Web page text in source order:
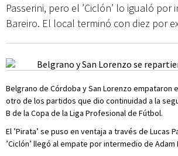
Passerini, pero el ’Ciclón’ lo igualó por
Bareiro. El local terminó con diez por
Belgrano de Córdoba y San Lorenzo empataron
otro de los partidos que dio continuidad a la
B de la Copa de la Liga Profesional de Fútbol.
El ’Pirata’ se puso en ventaja a través de Lucas
’Ciclón’ llegó al empate por intermedio de Adam